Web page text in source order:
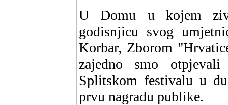
U Domu u kojem
godisnjicu svog
Korbar, Zborom
zajedno smo
Splitskom festivalu u
prvu nagradu publike.